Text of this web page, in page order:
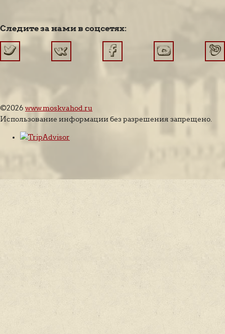
Следите за нами в соцсетях:
©2026 www.moskvahod.ru
Использование информации без разрешения запрещено.